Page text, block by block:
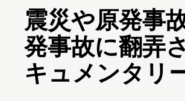
震災や原発事
発事故に翻弄
キュメンタリ